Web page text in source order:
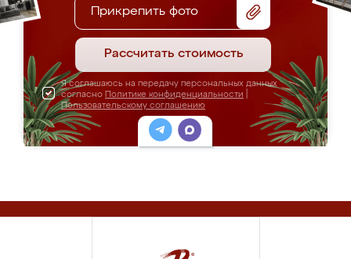
Прикрепить фото
Рассчитать стоимость
Я соглашаюсь на передачу персональных данных
согласно Политике конфиденциальности
Пользовательскому соглашению